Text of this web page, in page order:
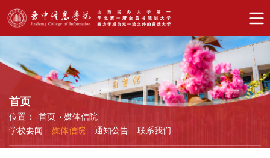
首页
位置： 首页
媒体信院
学校要闻
媒体信院 通知公告 联系我们